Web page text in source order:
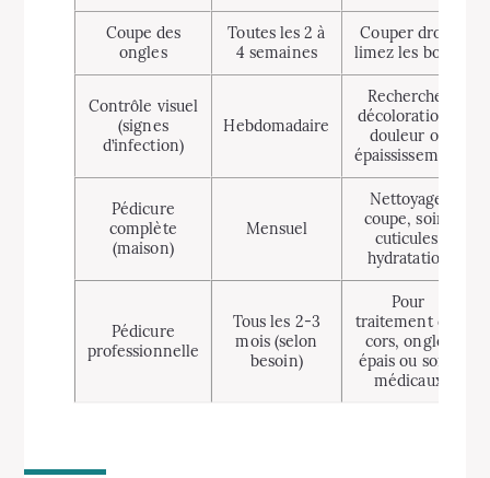
Coupe des
ongles
Toutes les 2 à
4 semaines
Couper droit,
limez les bords
Contrôle visuel
(signes
d’infection)
Hebdomadaire
Rechercher
décolorations,
douleur ou
épaississement
Pédicure
complète
(maison)
Mensuel
Nettoyage,
coupe, soins
cuticules,
hydratation
Pédicure
professionnelle
Tous les 2-3
mois (selon
besoin)
Pour
traitement des
cors, ongles
épais ou soins
médicaux